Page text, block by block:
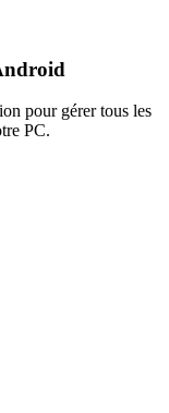
pour gérer tous les
PC.